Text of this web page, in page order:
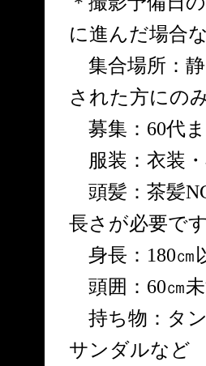
に進んだ場合
集合場所：静
された方にの
募集：60代
服装：衣装
頭髪：茶髪
長さが必要で
身長：180㎝
頭囲：60㎝
持ち物：タ
サンダルなど